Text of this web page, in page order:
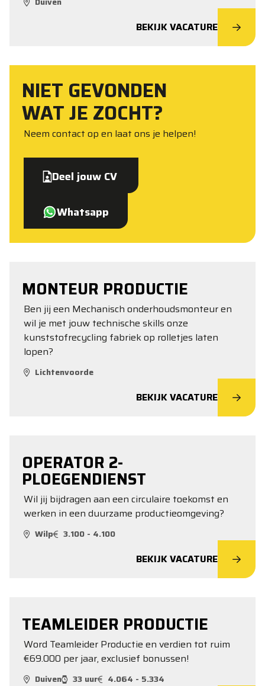
BEKIJK VACATURE
NIET GEVONDEN
WAT JE ZOCHT?
Neem contact op en laat ons je helpen!
Deel jouw CV
Whatsapp
MONTEUR PRODUCTIE
Ben jij een Mechanisch onderhoudsmonteur en
wil je met jouw technische skills onze
kunststofrecycling fabriek op rolletjes laten
lopen?
Lichtenvoorde
BEKIJK VACATURE
OPERATOR 2-
PLOEGENDIENST
Wil jij bijdragen aan een circulaire toekomst en
werken in een duurzame productieomgeving?
Wilp 3.100 - 4.100
BEKIJK VACATURE
TEAMLEIDER PRODUCTIE
Word Teamleider Productie en verdien tot ruim
€69.000 per jaar, exclusief bonussen!
Duiven 33 uur 4.064 - 5.334